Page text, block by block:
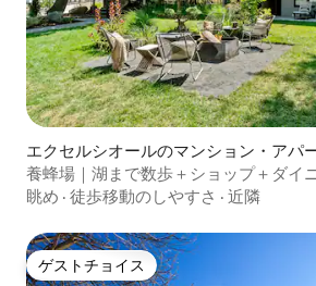
エクセルシオールのマンション・アパ
養蜂場｜湖まで数歩＋ショップ＋ダイ
眺め · 徒歩移動のしやすさ · 近隣
ゲストチョイス
ゲストチョイス